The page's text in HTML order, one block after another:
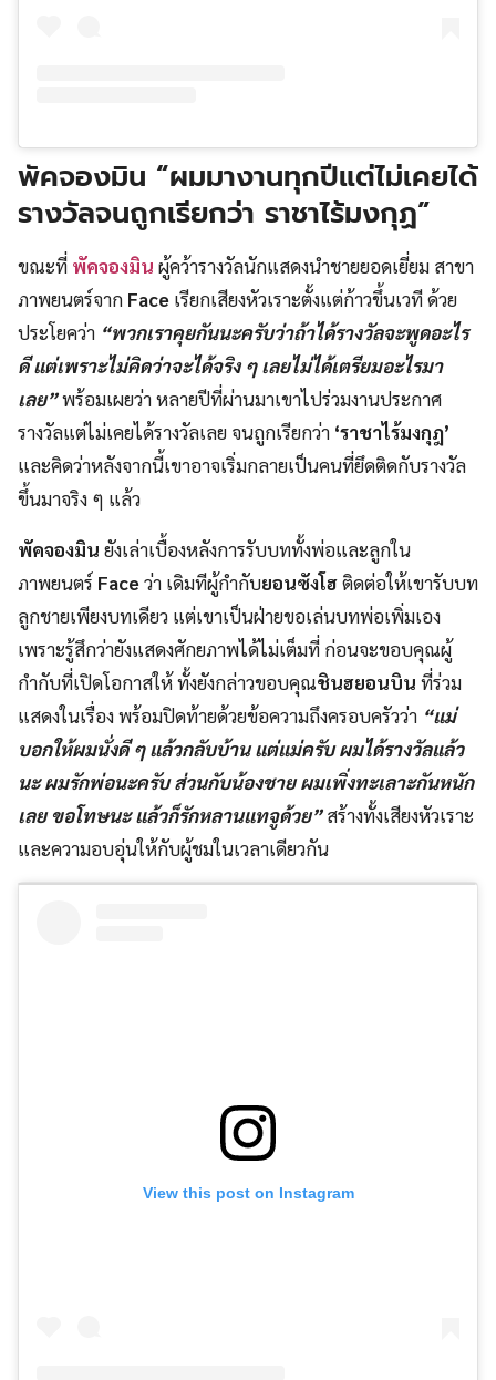
พัคจองมิน “ผมมางานทุกปีแต่ไม่เคยได้
รางวัลจนถูกเรียกว่า ราชาไร้มงกุฏ”
ขณะที่ พัคจองมิน ผู้คว้ารางวัลนักแสดงนำชายยอดเยี่ยม สาขา
ภาพยนตร์จาก Face เรียกเสียงหัวเราะตั้งแต่ก้าวขึ้นเวที ด้วย
ประโยคว่า “พวกเราคุยกันนะครับว่าถ้าได้รางวัลจะพูดอะไร
ดี แต่เพราะไม่คิดว่าจะได้จริง ๆ เลยไม่ได้เตรียมอะไรมา
เลย”พร้อมเผยว่า หลายปีที่ผ่านมาเขาไปร่วมงานประกาศ
รางวัลแต่ไม่เคยได้รางวัลเลย จนถูกเรียกว่า ‘ราชาไร้มงกุฎ’
และคิดว่าหลังจากนี้เขาอาจเริ่มกลายเป็นคนที่ยึดติดกับรางวัล
ขึ้นมาจริง ๆ แล้ว
พัคจองมิน ยังเล่าเบื้องหลังการรับบททั้งพ่อและลูกใน
ภาพยนตร์ Faceว่า เดิมทีผู้กำกับยอนซังโฮติดต่อให้เขารับบท
ลูกชายเพียงบทเดียว แต่เขาเป็นฝ่ายขอเล่นบทพ่อเพิ่มเอง
เพราะรู้สึกว่ายังแสดงศักยภาพได้ไม่เต็มที่ ก่อนจะขอบคุณผู้
กำกับที่เปิดโอกาสให้ ทั้งยังกล่าวขอบคุณชินฮยอนบิน ที่ร่วม
แสดงในเรื่อง พร้อมปิดท้ายด้วยข้อความถึงครอบครัวว่า “แม่
บอกให้ผมนั่งดี ๆ แล้วกลับบ้าน แต่แม่ครับ ผมได้รางวัลแล้ว
นะ ผมรักพ่อนะครับ ส่วนกับน้องชาย ผมเพิ่งทะเลาะกันหนัก
เลย ขอโทษนะ แล้วก็รักหลานแทจูด้วย”สร้างทั้งเสียงหัวเราะ
และความอบอุ่นให้กับผู้ชมในเวลาเดียวกัน
View this post on Instagram